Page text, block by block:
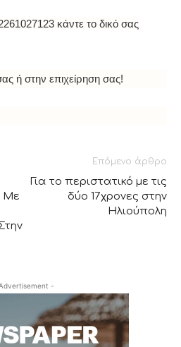
κάντε το δικό σας
ή στην επιχείρηση σας!
Με
Επόμενο άρθρο
Για το περιστατικό με τις
δύο 17χρονες στην
Ηλιούπολη
-